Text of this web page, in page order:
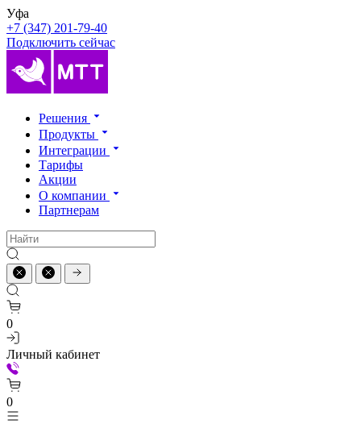
Уфа
+7 (347) 201-79-40
Подключить сейчас
Решения
Продукты
Интеграции
Тарифы
Акции
О компании
Партнерам
0
Личный кабинет
0